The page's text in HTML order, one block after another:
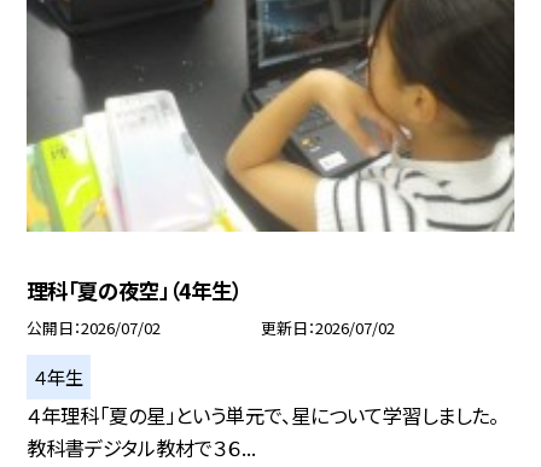
理科「夏の夜空」（4年生）
公開日 2026/07/02 更新日 2026/07/02
４年生
４年理科「夏の星」という単元で、星について学習しました。
教科書デジタル教材で３６...